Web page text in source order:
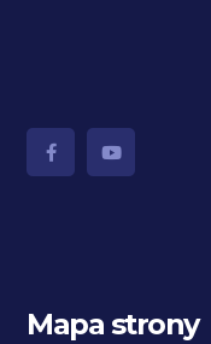
Mapa strony